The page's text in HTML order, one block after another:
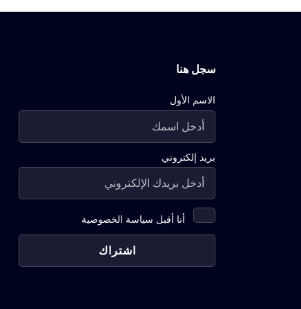
سجل هنا
الاسم الأول
بريد إلكتروني
أنا أقبل سياسة الخصوصية